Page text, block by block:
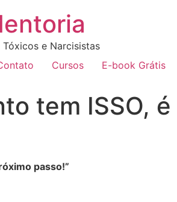
e Narcisistas
Cursos E-book Grátis
tem ISSO,
passo!”